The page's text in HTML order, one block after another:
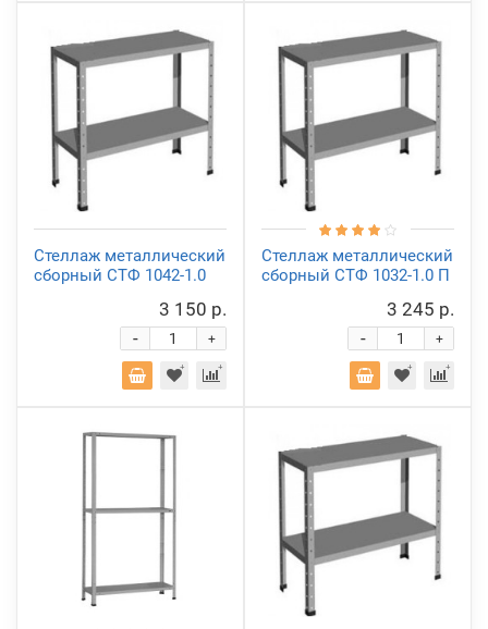
Стеллаж металлический
сборный СТФ 1042-1.0
3 150 р.
+
-
Стеллаж металлический
сборный СТФ 1032-1.0 П
3 245 р.
+
-